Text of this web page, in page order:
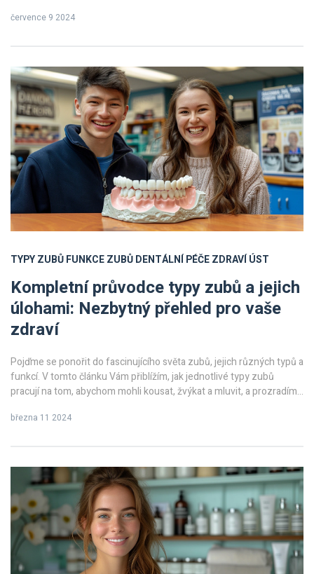
tipy a zajímavá fakta o zubní hygieně.
července 9 2024
TYPY ZUBŮFUNKCE ZUBŮDENTÁLNÍ PÉČEZDRAVÍ ÚST
Kompletní průvodce typy zubů a jejich
úlohami: Nezbytný přehled pro vaše
zdraví
Pojďme se ponořit do fascinujícího světa zubů, jejich různých typů a
funkcí. V tomto článku Vám přiblížím, jak jednotlivé typy zubů
pracují na tom, abychom mohli kousat, žvýkat a mluvit, a prozradím
zubů moudrosti po rozlišení mezi stoličkami a řezáky, tento
března 11 2024